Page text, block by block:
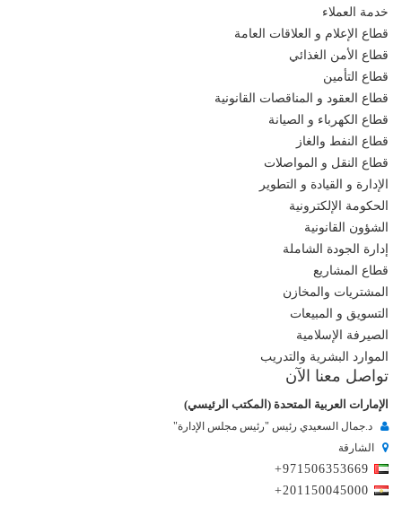
خدمة العملاء
قطاع الإعلام و العلاقات العامة
قطاع الأمن الغذائي
قطاع التأمين
قطاع العقود و المناقصات القانونية
قطاع الكهرباء و الصيانة
قطاع النفط والغاز
قطاع النقل و المواصلات
الإدارة و القيادة و التطوير
الحكومة الإلكترونية
الشؤون القانونية
إدارة الجودة الشاملة
قطاع المشاريع
المشتريات والمخازن
التسويق و المبيعات
الصيرفة الإسلامية
الموارد البشرية والتدريب
تواصل معنا الآن
الإمارات العربية المتحدة (المكتب الرئيسي)
د.جمال السعيدي رئيس "رئيس مجلس الإدارة"
الشارقة
+971506353669
+201150045000